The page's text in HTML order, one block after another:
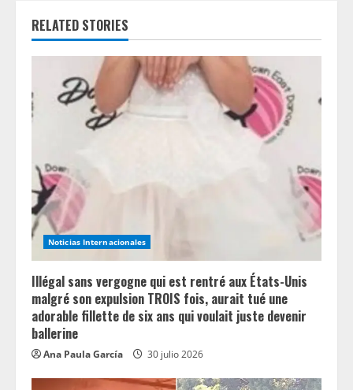
u
R
a
d
i
n
g
RELATED STORIES
Noticias Internacionales
Illégal sans vergogne qui est rentré aux États-Unis
malgré son expulsion TROIS fois, aurait tué une
adorable fillette de six ans qui voulait juste devenir
ballerine
Ana Paula García 30 julio 2026